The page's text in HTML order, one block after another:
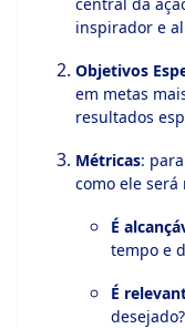
inspirador e
Objetivos
em metas
resultados
Métricas:
como ele
É
tempo e
É
desejado?